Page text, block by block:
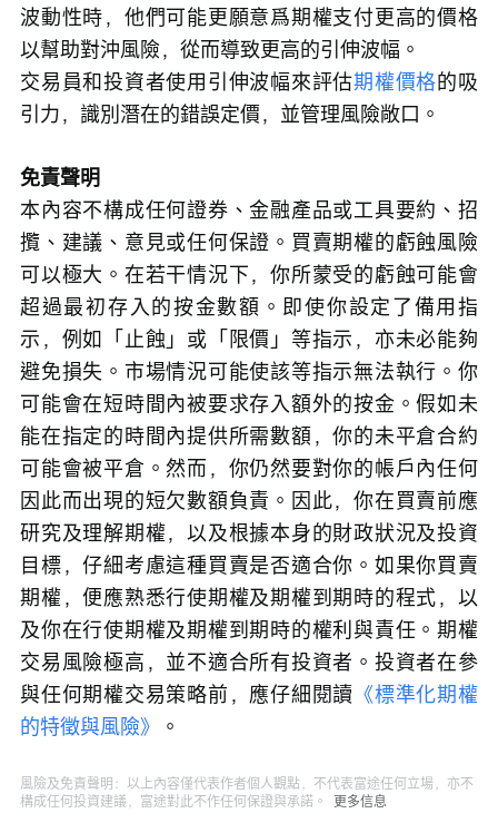
波動性時，他們可能更願意爲期權支付更高的價格
以幫助對沖風險，從而導致更高的引伸波幅。
交易員和投資者使用引伸波幅來評估期權價格的吸
引力，識別潛在的錯誤定價，並管理風險敞口。
免責聲明
本內容不構成任何證券、金融產品或工具要約、招
攬、建議、意見或任何保證。買賣期權的虧蝕風險
可以極大。在若干情況下，你所蒙受的虧蝕可能會
超過最初存入的按金數額。即使你設定了備用指
示，例如「止蝕」或「限價」等指示，亦未必能夠
避免損失。市場情況可能使該等指示無法執行。你
可能會在短時間內被要求存入額外的按金。假如未
能在指定的時間內提供所需數額，你的未平倉合約
可能會被平倉。然而，你仍然要對你的帳戶內任何
因此而出現的短欠數額負責。因此，你在買賣前應
研究及理解期權，以及根據本身的財政狀況及投資
目標，仔細考慮這種買賣是否適合你。如果你買賣
期權，便應熟悉行使期權及期權到期時的程式，以
及你在行使期權及期權到期時的權利與責任。期權
交易風險極高，並不適合所有投資者。投資者在參
與任何期權交易策略前，應仔細閱讀 《標準化期權
的特徵與風險》
。
風險及免責聲明：以上內容僅代表作者個人觀點，不代表富途任何立場，亦不
構成任何投資建議，富途對此不作任何保證與承諾。
更多信息